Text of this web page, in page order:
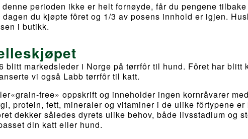
perioden ikke er helt fornøyde, får du pengene tilbake
du kjøpte fôret og 1/3 av posens innhold er igjen.
i butikk.
blitt markedsleder i Norge på tørrfôr til hund. Fôret har blitt
vi også Labb tørrfôr til katt.
free» oppskrift og inneholder ingen kornråvarer
protein, fett, mineraler og vitaminer i de ulike fôrtypene er
dekker således dyrets ulike behov, både livsstadium og
din katt eller hund.